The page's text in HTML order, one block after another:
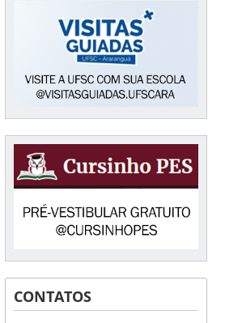
CONTATOS